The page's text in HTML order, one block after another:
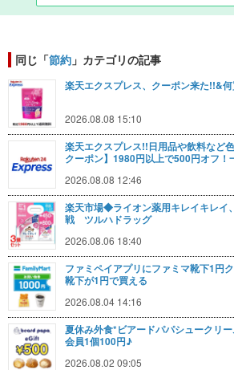
同じ「節約 」カテゴリの記事
楽天エクスプレス、クーポン来た!!&
2026.08.08 15:10
楽天エクスプレス!!日用品や飲料など
クーポン】1980円以上で500円オフ
2026.08.08 12:46
楽天市場◆ライオン薬用キレイキレイ
戦 ツルハドラッグ
2026.08.06 18:40
ファミペイアプリにファミマ靴下1円
靴下が1円で買える
2026.08.04 14:16
夏休み外食*ビアードパパシュークリ
会員1個100円♪
2026.08.02 09:05